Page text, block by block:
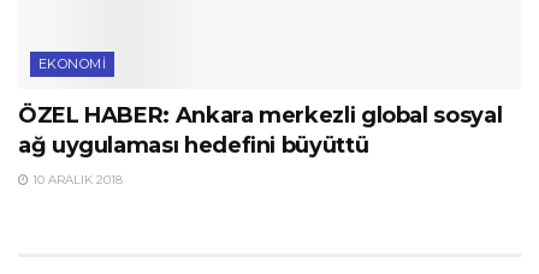
EKONOMI
ÖZEL HABER: Ankara merkezli global sosyal
ağ uygulaması hedefini büyüttü
10 ARALIK 2018